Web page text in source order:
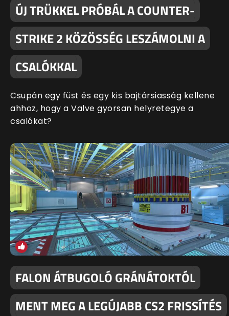
ÚJ TRÜKKEL PRÓBÁL A COUNTER-
STRIKE 2 KÖZÖSSÉG LESZÁMOLNI A
CSALÓKKAL
Csupán egy füst és egy kis bajtársiasság kellene
ahhoz, hogy a Valve gyorsan helyretegye a
csalókat?
FALON ÁTBUGOLÓ GRÁNÁTOKTÓL
MENT MEG A LEGÚJABB CS2 FRISSÍTÉS